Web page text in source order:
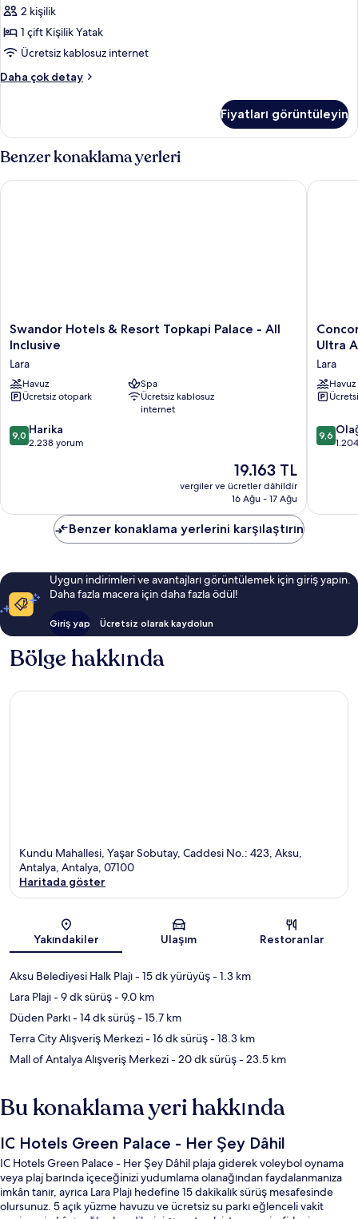
detay
Disability
Access
için
tüm
fotoğrafları
2 kişilik
1 çift Kişilik Yatak
Ücretsiz kablosuz internet
Daha çok detay
Double
Access
daha
detay
Fiyatları görüntüleyin
Benzer konaklama yerleri
Swandor
Hotels
Resort
Topkapi
Palace
All
Inclusive
Swandor Hotels & Resort Topkapi Palace - All
Inclusive
Lara
Havuz
Spa
Ücretsiz otopark
Ücretsiz kablosuz
internet
10
üzerinden
9,0 Harika
2.238 yorum
Güncel
fiyat:
19.163 TL
19.163 TL
vergiler ve ücretler dâhildir
16 Ağu - 17 Ağu
Swandor Hotels & Resort Topkapi Palace - All Inclusive
De
Resort
Lara
Antalya
Prive
Ultra
Ultra
Lara
Havuz
10
9,6
Benzer konaklama yerlerini karşılaştırın
Uygun indirimleri ve avantajları görüntülemek için giriş yapın.
Daha fazla macera için daha fazla ödül!
Giriş yap Ücretsiz olarak kaydolun
Bölge hakkında
Kundu Mahallesi, Yaşar Sobutay, Caddesi No.: 423, Aksu,
Antalya, Antalya, 07100
Haritada göster
Yakındakiler Ulaşım Restoranlar
Aksu Belediyesi Halk Plajı- 15 dk yürüyüş- 1.3 km
Lara Plajı- 9 dk sürüş- 9.0 km
Düden Parkı- 14 dk sürüş- 15.7 km
Terra City Alışveriş Merkezi- 16 dk sürüş- 18.3 km
Mall of Antalya Alışveriş Merkezi- 20 dk sürüş- 23.5 km
Bu konaklama yeri hakkında
IC Hotels Green Palace - Her Şey Dâhil
IC Hotels Green Palace - Her Şey Dâhil plaja giderek voleybol oynama
veya plaj barında içeceğinizi yudumlama olanağından faydalanmanıza
imkân tanır, ayrıca Lara Plajı hedefine 15 dakikalık sürüş mesafesinde
olursunuz. 5 açık yüzme havuzu ve ücretsiz su parkı eğlenceli vakit